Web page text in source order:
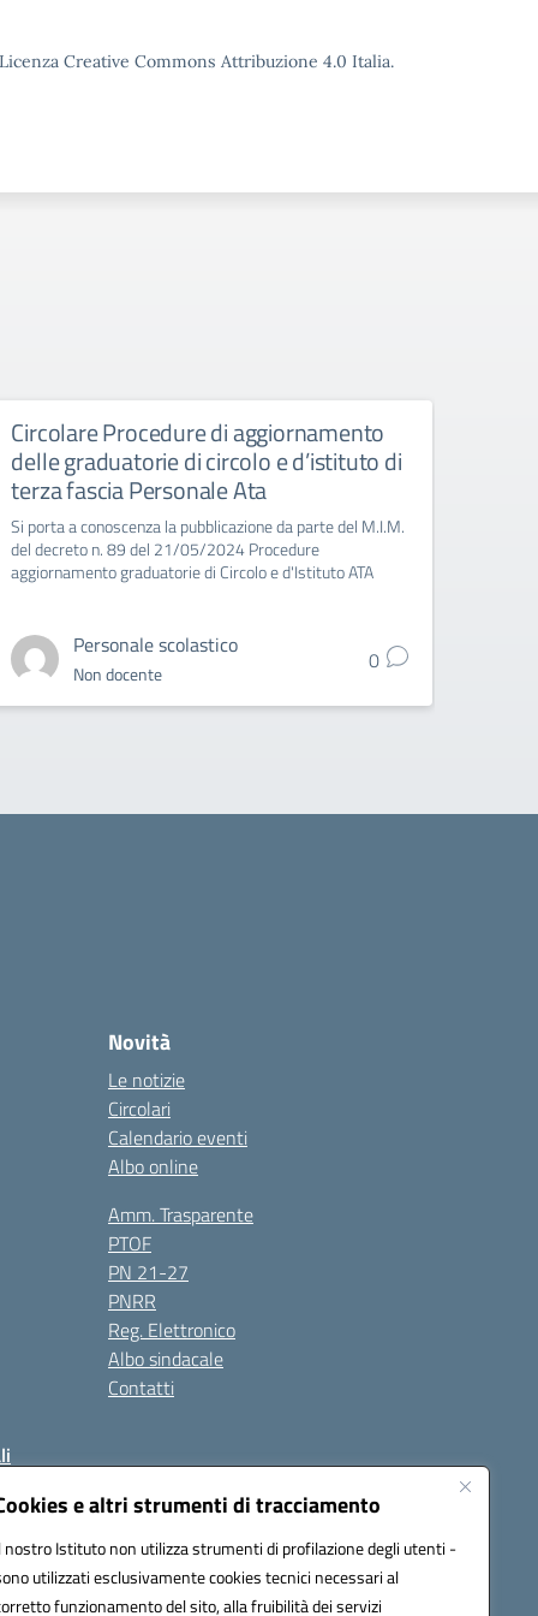
e altri strumenti di tracciamento
nostro Istituto non utilizza strumenti di profilazione degli utenti -
utilizzati esclusivamente cookies tecnici necessari al
funzionamento del sito, alla fruibilità dei servizi
Creative Commons Attribuzione 4.0 Italia.
Circolare Procedure di aggiornamento
delle graduatorie di circolo e d’istituto di
terza fascia Personale Ata
Si porta a conoscenza la pubblicazione da parte del M.I.M.
del decreto n. 89 del 21/05/2024 Procedure
aggiornamento graduatorie di Circolo e d'Istituto ATA
Personale scolastico
Non docente 0
Novità
Le notizie
Circolari
Calendario eventi
Albo online
Amm. Trasparente
PTOF
PN 21-27
PNRR
Reg. Elettronico
Albo sindacale
Contatti